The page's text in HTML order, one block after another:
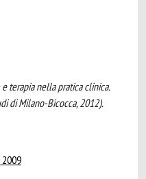
terapia nella pratica clinica.
di Milano-Bicocca, 2012).